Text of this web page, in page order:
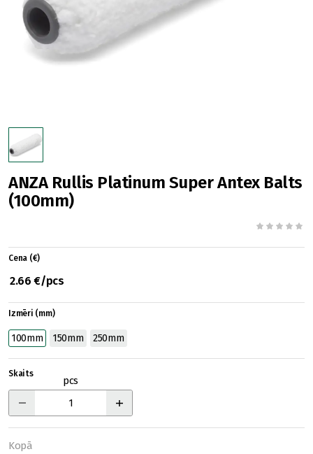
ANZA Rullis Platinum Super Antex Balts
(100mm)
Cena (€)
2.66 €/pcs
Izmēri (mm)
100mm 150mm 250mm
Skaits
pcs
Kopā